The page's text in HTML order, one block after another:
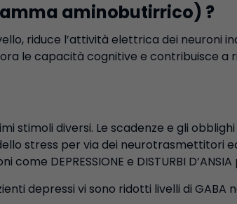
aminobutirrico) ?
riduce l’attività elettrica dei neuroni
le capacità cognitive e contribuisce a
stimoli diversi. Le scadenze e gli
stress per via dei neurotrasmettitori
DEPRESSIONE e DISTURBI
depressi vi sono ridotti livelli di GABA